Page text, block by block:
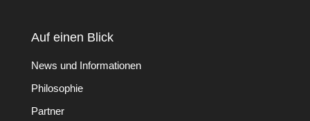
Auf einen Blick
News und Informationen
Philosophie
Partner